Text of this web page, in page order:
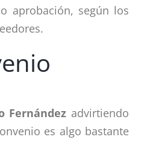
aprobación, según los
Fernández advirtiendo
es algo bastante